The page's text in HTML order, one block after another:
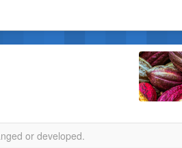
or developed.